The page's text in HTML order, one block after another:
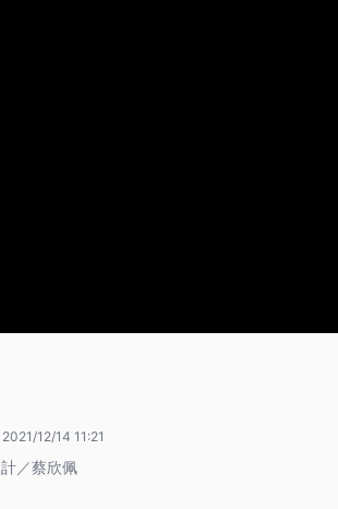
2021/12/14 11:21
／蔡欣佩